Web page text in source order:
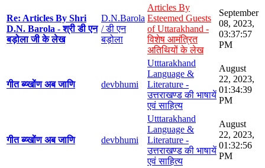
Re: Articles By Shri
D.N. Barola - श्री डी एन
बड़ोला जी के लेख
D.N.Barola
/ डी एन
बड़ोला
Articles By
Esteemed Guests
of Uttarakhand -
विशेष आमंत्रित
अतिथियों के लेख
September
08, 2023,
03:37:57
PM
गीत ब्य्खोंण अब जाणि devbhumi
Utttarakhand
Language &
Literature -
उत्तराखण्ड की भाषायें
एवं साहित्य
August
22, 2023,
01:34:39
PM
गीत ब्य्खोंण अब जाणि devbhumi
Utttarakhand
Language &
Literature -
उत्तराखण्ड की भाषायें
एवं साहित्य
August
22, 2023,
01:32:56
PM